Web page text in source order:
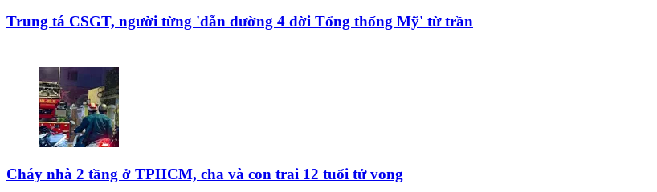
Trung tá CSGT, người từng 'dẫn đường 4 đời Tổng thống Mỹ' từ trần
Cháy nhà 2 tầng ở TPHCM, cha và con trai 12 tuổi tử vong